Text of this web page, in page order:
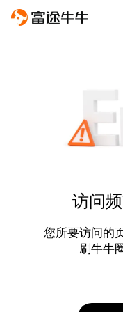
访问
您所要访问的
刷牛牛